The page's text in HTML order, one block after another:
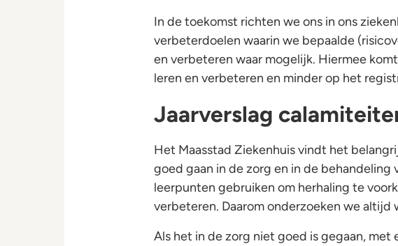
In de toekomst richten we ons in ons
verbeterdoelen waarin we bepaalde
en verbeteren waar mogelijk. Hiermee
leren en verbeteren en minder op het
Jaarverslag
Het Maasstad Ziekenhuis vindt het
goed gaan in de zorg en in de behandeling
leerpunten gebruiken om herhaling te
verbeteren. Daarom onderzoeken we altijd
Als het in de zorg niet goed is gegaan,